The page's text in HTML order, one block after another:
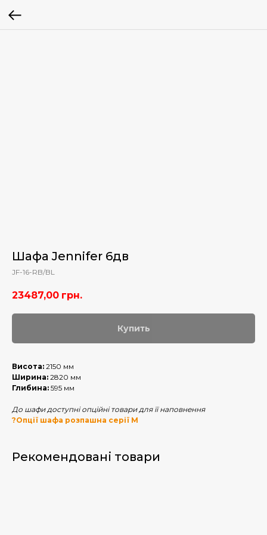
Шафа Jennifer 6дв
JF-16-RB/BL
23487,00 грн.
Купить
Висота: 2150 мм
Ширина: 2820 мм
Глибина: 595 мм
До шафи доступні опційні товари для її наповнення
?Опції шафа розпашна серії М
Рекомендовані товари